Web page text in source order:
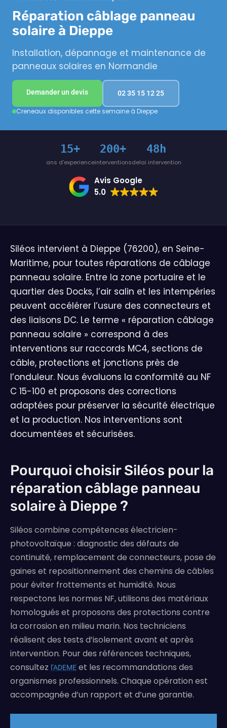
Réparation câblage panneau
solaire à Dieppe
Installation, dépannage et maintenance de
panneaux solaires en Normandie
Demander un devis 02 35 15 12 25
Creneaux disponibles cette semaine à Dieppe
15+
ans d'experience
200+
interventions
48h
delai intervention
Avis Google
5.0
Siléos intervient à Dieppe (76200), en Seine-
Maritime, pour toutes réparations de câblage
panneau solaire. Entre la zone portuaire et le
quartier des Docks, l’air salin et les intempéries
peuvent accélérer l’usure des connecteurs et
des liaisons DC. Le terme « réparation câblage
panneau solaire » correspond à des
interventions sur raccords MC4, sections de
câble, protections et jonctions près de
l’onduleur. Nous évaluons la conformité au NF
C 15-100 et proposons des corrections
adaptées pour préserver la sécurité électrique
et la production. Nos interventions sont
documentées et sécurisées.
Pourquoi choisir Siléos pour la
réparation câblage panneau
solaire à Dieppe ?
Siléos combine compétences électricien-
photovoltaïque : diagnostic des défauts de
continuité, remplacement de connecteurs, pose de
gaines et repositionnement des chemins de câbles
pour éviter frottements et humidité. Nous
respectons les normes NF, utilisons des matériaux
homologués et proposons des protections contre
la corrosion en milieu marin. Nos techniciens
réalisent des tests d’isolement avant et après
intervention. Pour des références techniques,
consultez l’ADEME et les recommandations des
organismes professionnels. Chaque opération est
accompagnée d’un rapport et d’une garantie.